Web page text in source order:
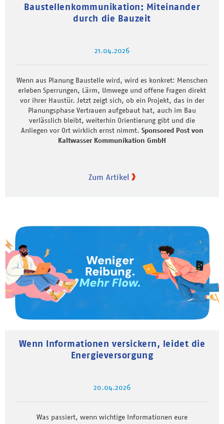
Baustellenkommunikation: Miteinander
durch die Bauzeit
21.04.2026
Wenn aus Planung Baustelle wird, wird es konkret: Menschen
erleben Sperrungen, Lärm, Umwege und offene Fragen direkt
vor ihrer Haustür. Jetzt zeigt sich, ob ein Projekt, das in der
Planungsphase Vertrauen aufgebaut hat, auch im Bau
verlässlich bleibt, weiterhin Orientierung gibt und die
Anliegen vor Ort wirklich ernst nimmt. Sponsored Post von
Kaltwasser Kommunikation GmbH
Zum Artikel
Wenn Informationen versickern, leidet die
Energieversorgung
20.04.2026
Was passiert, wenn wichtige Informationen eure